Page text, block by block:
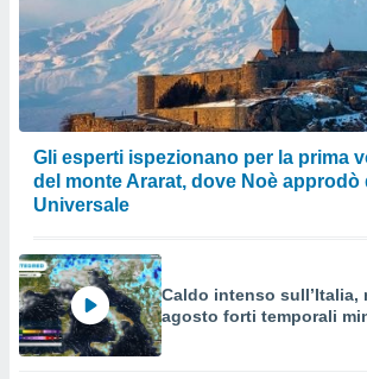
Gli esperti ispezionano per la prima
del monte Ararat, dove Noè
Universale
Caldo intenso sull’Italia,
agosto forti temporali